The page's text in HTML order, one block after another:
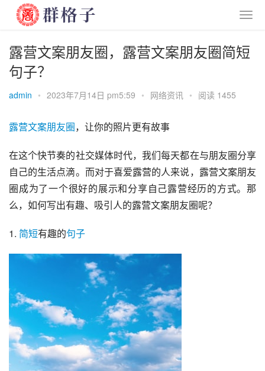
露营文案朋友圈，露营文案朋友圈简短
句子？
admin • 2023年7月14日 pm5:59 • 网络资讯 • 阅读 1455
露营文案朋友圈，让你的照片更有故事
在这个快节奏的社交媒体时代，我们每天都在与朋友圈分享
自己的生活点滴。而对于喜爱露营的人来说，露营文案朋友
圈成为了一个很好的展示和分享自己露营经历的方式。那
么，如何写出有趣、吸引人的露营文案朋友圈呢？
1. 简短有趣的句子